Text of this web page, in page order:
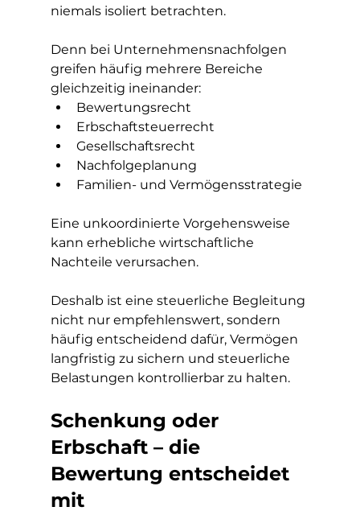
niemals isoliert betrachten.
Denn bei Unternehmensnachfolgen
greifen häufig mehrere Bereiche
gleichzeitig ineinander:
Bewertungsrecht
Erbschaftsteuerrecht
Gesellschaftsrecht
Nachfolgeplanung
Familien- und Vermögensstrategie
Eine unkoordinierte Vorgehensweise
kann erhebliche wirtschaftliche
Nachteile verursachen.
Deshalb ist eine steuerliche Begleitung
nicht nur empfehlenswert, sondern
häufig entscheidend dafür, Vermögen
langfristig zu sichern und steuerliche
Belastungen kontrollierbar zu halten.
Schenkung oder
Erbschaft – die
Bewertung entscheidet
mit